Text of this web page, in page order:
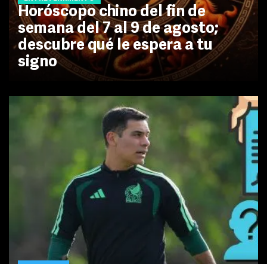
Horóscopo chino del fin de
semana del 7 al 9 de agosto;
descubre qué le espera a tu
signo